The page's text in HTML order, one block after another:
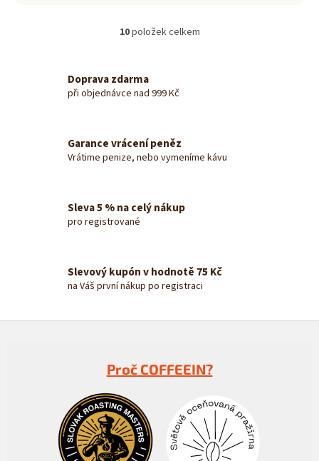
O
d
p
r
y
v
s
u
10položek celkem
Doprava zdarma
při objednávce nad 999 Kč
Garance vrácení peněz
Vrátime penize, nebo vymeníme kávu
Sleva 5 % na celý nákup
pro registrované
Slevový kupón v hodnotě 75 Kč
na Váš první nákup po registraci
Proč COFFEEIN?